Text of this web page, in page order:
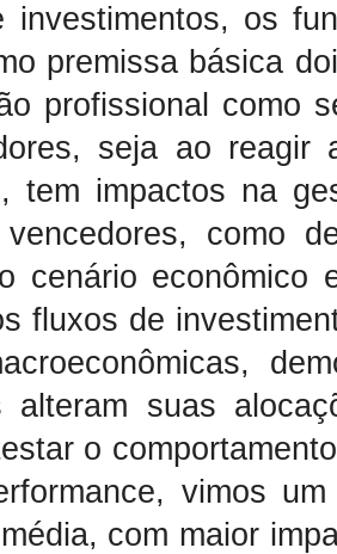
investimentos, os
premissa básica
profissional como
seja ao reagir
tem impactos na
como
cenário econômico
fluxos de
alteram suas
o
vimos
com maior